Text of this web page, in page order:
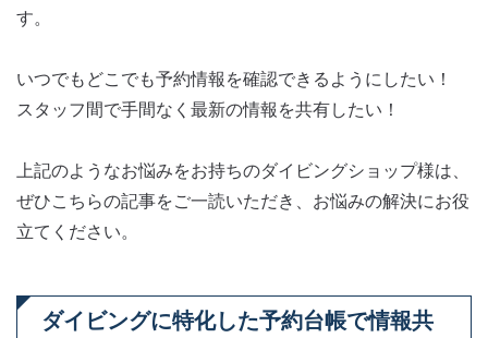
す。
いつでもどこでも予約情報を確認できるようにしたい！
スタッフ間で手間なく最新の情報を共有したい！
上記のようなお悩みをお持ちのダイビングショップ様は、
ぜひこちらの記事をご一読いただき、お悩みの解決にお役
立てください。
ダイビングに特化した予約台帳で情報共